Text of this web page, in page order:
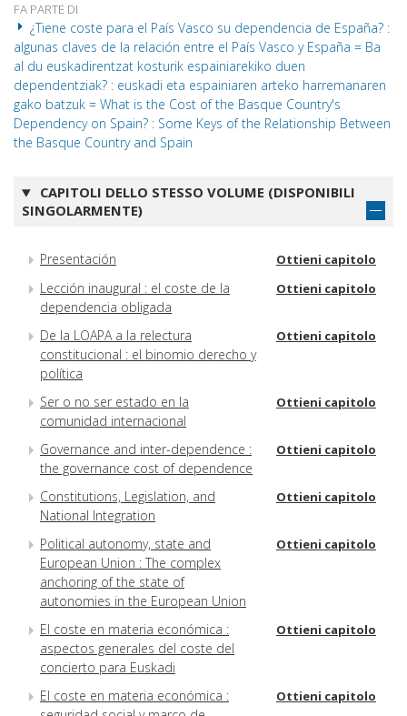
FA PARTE DI
¿Tiene coste para el País Vasco su dependencia de España? :
algunas claves de la relación entre el País Vasco y España = Ba
al du euskadirentzat kosturik espainiarekiko duen
dependentziak? : euskadi eta espainiaren arteko harremanaren
gako batzuk = What is the Cost of the Basque Country's
Dependency on Spain? : Some Keys of the Relationship Between
the Basque Country and Spain
CAPITOLI DELLO STESSO VOLUME (DISPONIBILI
SINGOLARMENTE)
Presentación Ottieni capitolo
Lección inaugural : el coste de la
dependencia obligada
Ottieni capitolo
De la LOAPA a la relectura
constitucional : el binomio derecho y
política
Ottieni capitolo
Ser o no ser estado en la
comunidad internacional
Ottieni capitolo
Governance and inter-dependence :
the governance cost of dependence
Ottieni capitolo
Constitutions, Legislation, and
National Integration
Ottieni capitolo
Political autonomy, state and
European Union : The complex
anchoring of the state of
autonomies in the European Union
Ottieni capitolo
El coste en materia económica :
aspectos generales del coste del
concierto para Euskadi
Ottieni capitolo
El coste en materia económica :
Ottieni capitolo